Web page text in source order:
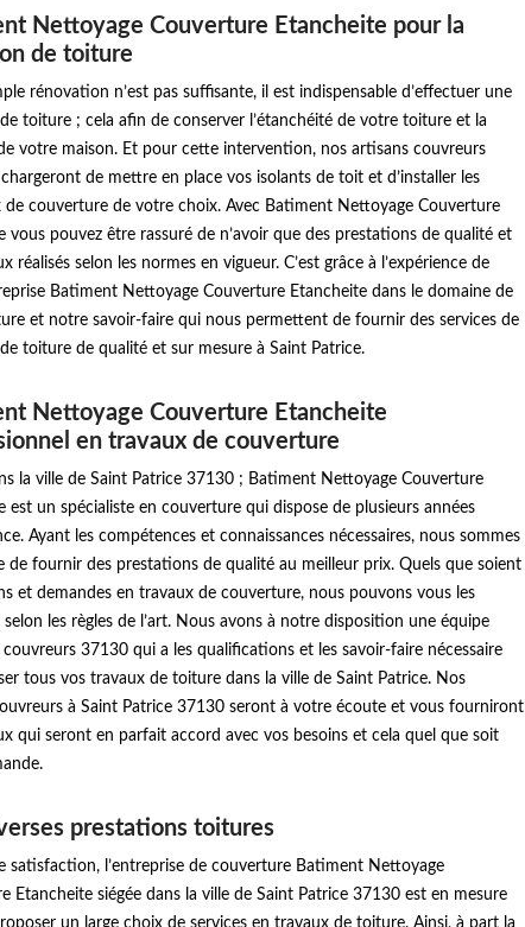
Nettoyage Couverture Etancheite pour la
de toiture
rénovation n’est pas suffisante, il est indispensable d’effectuer une
toiture ; cela afin de conserver l’étanchéité de votre toiture et la
votre maison. Et pour cette intervention, nos artisans couvreurs
de mettre en place vos isolants de toit et d’installer les
de couverture de votre choix. Avec Batiment Nettoyage Couverture
vous pouvez être rassuré de n’avoir que des prestations de qualité et
réalisés selon les normes en vigueur. C’est grâce à l’expérience de
Batiment Nettoyage Couverture Etancheite dans le domaine de
et notre savoir-faire qui nous permettent de fournir des services de
toiture de qualité et sur mesure à Saint Patrice.
Nettoyage Couverture Etancheite
en travaux de couverture
la ville de Saint Patrice 37130 ; Batiment Nettoyage Couverture
est un spécialiste en couverture qui dispose de plusieurs années
Ayant les compétences et connaissances nécessaires, nous sommes
de fournir des prestations de qualité au meilleur prix. Quels que soient
et demandes en travaux de couverture, nous pouvons vous les
les règles de l’art. Nous avons à notre disposition une équipe
couvreurs 37130 qui a les qualifications et les savoir-faire nécessaire
tous vos travaux de toiture dans la ville de Saint Patrice. Nos
à Saint Patrice 37130 seront à votre écoute et vous fourniront
qui seront en parfait accord avec vos besoins et cela quel que soit
prestations toitures
satisfaction, l’entreprise de couverture Batiment Nettoyage
Etancheite siégée dans la ville de Saint Patrice 37130 est en mesure
un large choix de services en travaux de toiture. Ainsi, à part la